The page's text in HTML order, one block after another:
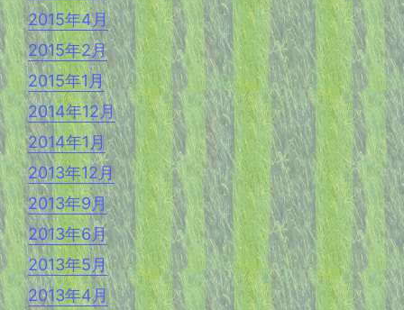
2015年4月
2015年2月
2015年1月
2014年12月
2014年1月
2013年12月
2013年9月
2013年6月
2013年5月
2013年4月